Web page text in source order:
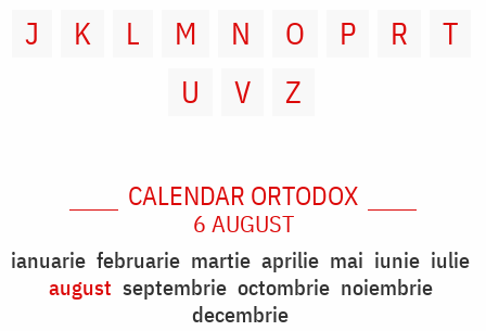
J
K L M N O P R
T
U
V Z
CALENDAR ORTODOX
6 AUGUST
ianuarie februarie martie aprilie mai iunie iulie
august septembrie octombrie noiembrie
decembrie